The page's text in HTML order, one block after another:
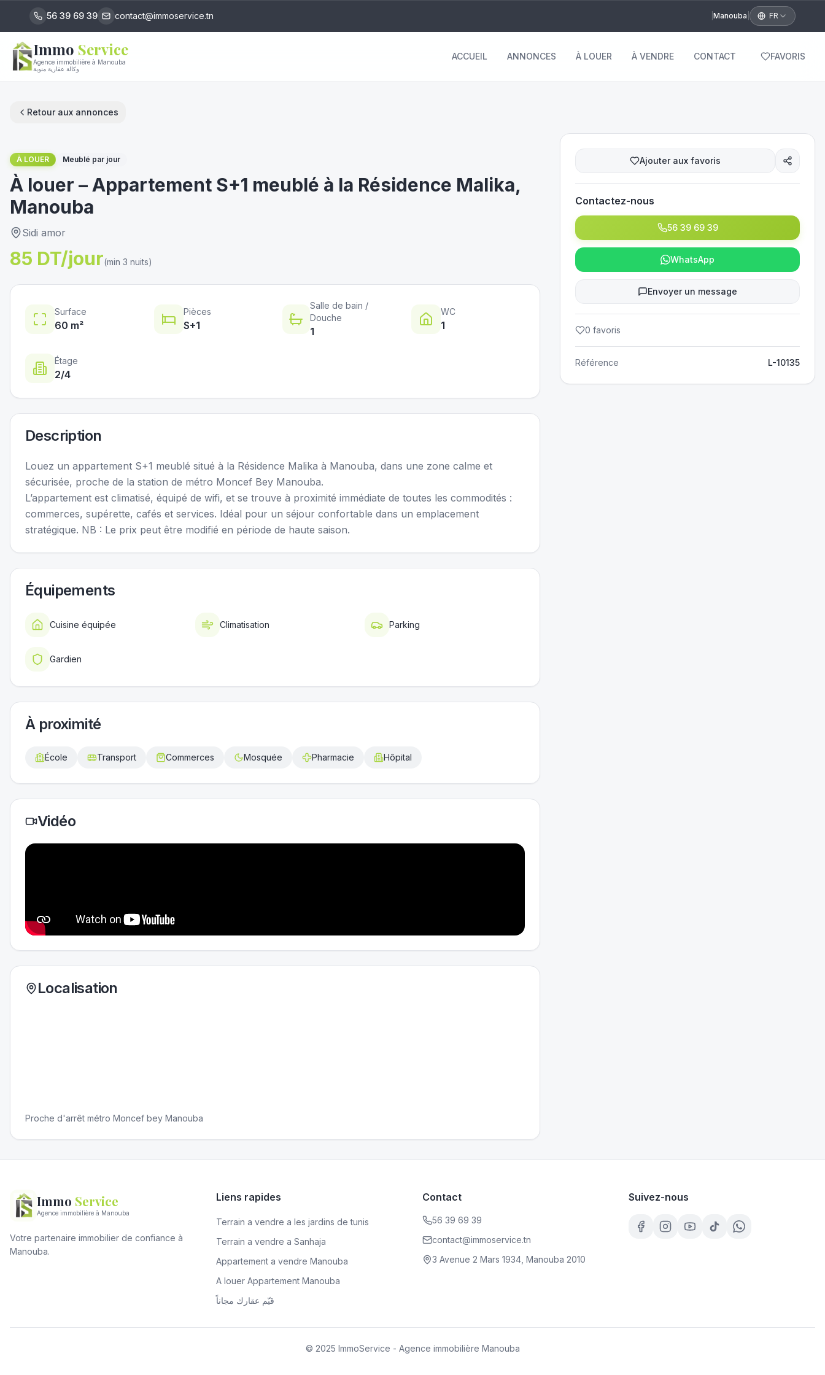
56 39 69 39 contact@immoservice.tn Manouba FR
Immo Service
Agence immobilière à Manouba
وكالة عقارية منوبة
ACCUEIL ANNONCES À LOUER À VENDRE CONTACT FAVORIS
Retour aux annonces
1/9
À LOUER Meublé par jour
À louer – Appartement S+1 meublé à la Résidence Malika,
Manouba
Sidi amor
85 DT/jour(min 3 nuits)
Surface
60 m²
Pièces
S+1
Salle de bain /
Douche
1
WC
1
Étage
2/4
Description
Louez un appartement S+1 meublé situé à la Résidence Malika à Manouba, dans une zone calme et
sécurisée, proche de la station de métro Moncef Bey Manouba.
L’appartement est climatisé, équipé de wifi, et se trouve à proximité immédiate de toutes les commodités :
commerces, supérette, cafés et services. Idéal pour un séjour confortable dans un emplacement
Équipements
Cuisine équipée Climatisation Parking
Gardien
À proximité
École Transport Commerces Mosquée Pharmacie Hôpital
Vidéo
Localisation
Proche d'arrêt métro Moncef bey Manouba
Ajouter aux favoris
Contactez-nous
56 39 69 39
WhatsApp
Envoyer un message
0 favoris
Référence L-10135
Immo Service
Agence immobilière à Manouba
Votre partenaire immobilier de confiance à
Manouba.
Liens rapides
Terrain a vendre a les jardins de tunis
Terrain a vendre a Sanhaja
Appartement a vendre Manouba
A louer Appartement Manouba
قيّم عقارك مجاناً
Contact
56 39 69 39
contact@immoservice.tn
3 Avenue 2 Mars 1934, Manouba 2010
Suivez-nous
© 2025 ImmoService - Agence immobilière Manouba